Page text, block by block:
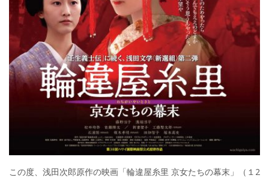
この度、浅田次郎原作の映画「輪違屋糸里 京女たちの幕末」（１2